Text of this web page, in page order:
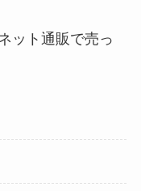
ット通販で売っ